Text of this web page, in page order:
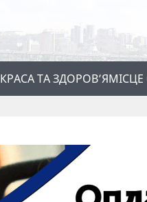
КРАСА ТА ЗДОРОВ’Я